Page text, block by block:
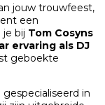
jouw trouwfeest,
een
bij Tom Cosyns
ervaring als DJ
geboekte
in